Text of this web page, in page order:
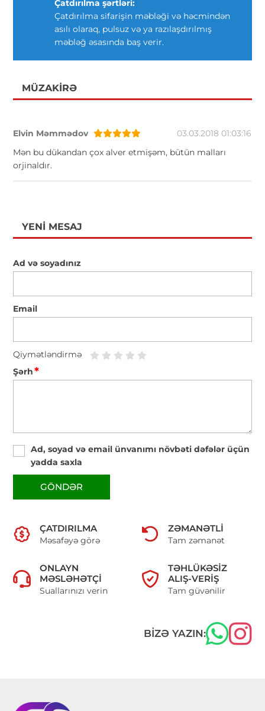
Çatdırılma şərtləri:
Çatdırılma sifarişin məbləği və həcmindən
asılı olaraq, pulsuz və ya razılaşdırılmış
məbləğ əsasında baş verir.
MÜZAKIRƏ
Elvin Məmmədov
03.03.2018 01:03:16
Mən bu dükandan çox alver etmişəm, bütün malları
orjinaldır.
YENI MESAJ
Ad və soyadınız
Email
Qiymətləndirmə
Şərh*
Ad, soyad və email ünvanımı növbəti dəfələr üçün
yadda saxla
GÖNDƏR
ÇATDIRILMA
Məsafəyə görə
ZƏMANƏTLI
Tam zəmanət
ONLAYN
MƏSLƏHƏTÇI
Suallarınızı verin
TƏHLÜKƏSIZ
ALIŞ-VERIŞ
Tam güvənilir
BIZƏ YAZIN: